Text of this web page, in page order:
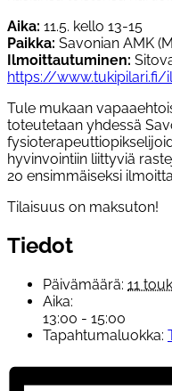
Aika: 11.5. kello 13-15
Paikka: Savonian AMK
Ilmoittautuminen:
https://
Tule mukaan
toteutetaan yhdessä
hyvinvointiin liittyviä
20 ensimmäiseksi
Tilaisuus on maksuton!
Tiedot
Päivämäärä: 11
Aika:
13:00 - 15:00
Tapahtumaluokka: